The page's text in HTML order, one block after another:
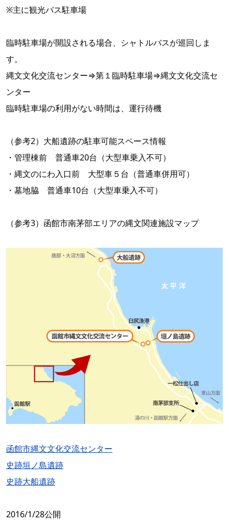
※主に観光バス駐車場
臨時駐車場が開設される場合、シャトルバスが巡回しま
す。
縄文文化交流センター⇒第１臨時駐車場⇒縄文文化交流セ
ンター
臨時駐車場の利用がない時間は、運行待機
（参考2）大船遺跡の駐車可能スペース情報
・管理棟前 普通車20台（大型車乗入不可）
・縄文のにわ入口前 大型車５台（普通車併用可）
・墓地脇 普通車10台（大型車乗入不可）
（参考3）函館市南茅部エリアの縄文関連施設マップ
函館市縄文文化交流センター
史跡垣ノ島遺跡
史跡大船遺跡
2016/1/28公開